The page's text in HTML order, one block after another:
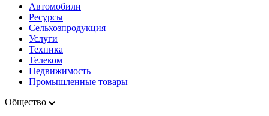
Автомобили
Ресурсы
Сельхозпродукция
Услуги
Техника
Телеком
Недвижимость
Промышленные товары
Общество